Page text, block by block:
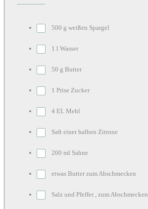
500 g weißen Spargel
1 l Wasser
50 g Butter
1 Prise Zucker
4 EL Mehl
Saft einer halben Zitrone
200 ml Sahne
etwas Butter zum Abschmecken
Salz und Pfeffer , zum Abschmecken